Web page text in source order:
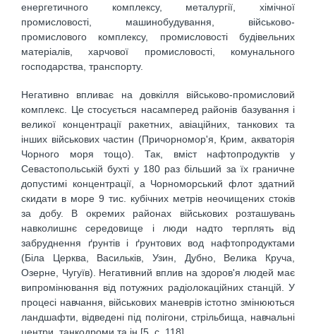
енергетичного комплексу, металургії, хімічної
промисловості, машинобудування, військово-
промислового комплексу, промисловості будівельних
матеріалів, харчової промисловості, комунального
господарства, транспорту.
Негативно впливає на довкілля військово-промисловий
комплекс. Це стосується насамперед районів базування і
великої концентрації ракетних, авіаційних, танкових та
інших військових частин (Причорномор'я, Крим, акваторія
Чорного моря тощо). Так, вміст нафтопродуктів у
Севастопольській бухті у 180 раз більший за їх граничне
допустимі концентрації, а Чорноморський флот здатний
скидати в море 9 тис. кубічних метрів неочищених стоків
за добу. В окремих районах військових розташувань
навколишнє середовище і люди надто терплять від
забруднення ґрунтів і ґрунтових вод нафтопродуктами
(Біла Церква, Васильків, Узин, Дубно, Велика Круча,
Озерне, Чугуїв). Негативний вплив на здоров'я людей має
випромінювання від потужних радіолокаційних станцій. У
процесі навчання, військових маневрів істотно змінюються
ландшафти, відведені під полігони, стрільбища, навчальні